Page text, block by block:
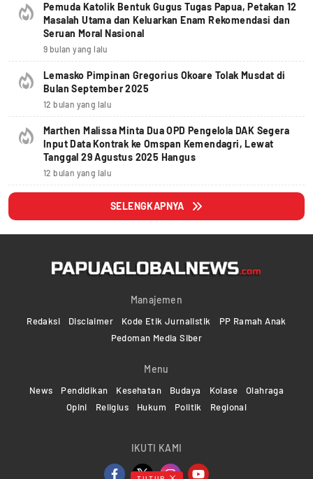
Pemuda Katolik Bentuk Gugus Tugas Papua, Petakan 12
Masalah Utama dan Keluarkan Enam Rekomendasi dan
Seruan Moral Nasional
9 bulan yang lalu
Lemasko Pimpinan Gregorius Okoare Tolak Musdat di
Bulan September 2025
12 bulan yang lalu
Marthen Malissa Minta Dua OPD Pengelola DAK Segera
Input Data Kontrak ke Omspan Kemendagri, Lewat
Tanggal 29 Agustus 2025 Hangus
12 bulan yang lalu
SELENGKAPNYA
Manajemen
Redaksi Disclaimer Kode Etik Jurnalistik
PP Ramah Anak
Pedoman Media Siber
Menu
News Pendidikan Kesehatan Budaya Kolase
Olahraga
Opini
Religius Hukum Politik Regional
IKUTI KAMI